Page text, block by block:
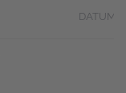
DATUM